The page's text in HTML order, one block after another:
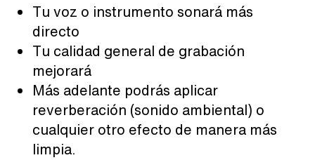
Tu voz o instrumento sonará más
directo
Tu calidad general de grabación
mejorará
Más adelante podrás aplicar
reverberación (sonido ambiental) o
cualquier otro efecto de manera más
limpia.